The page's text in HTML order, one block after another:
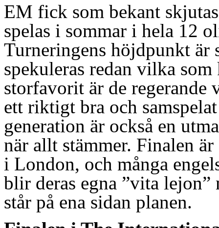
EM fick som bekant
spelas i sommar i hela 12
Turneringens höjdpunkt
spekuleras redan vilka
storfavorit är de regerande
ett riktigt bra och
generation är också en
när allt stämmer. Finalen
i London, och många
blir deras egna ”vita lejon”
står på ena sidan planen.